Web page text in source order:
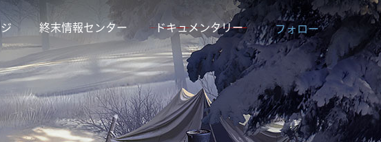
終末情報センター ドキュメンタリー フォロー